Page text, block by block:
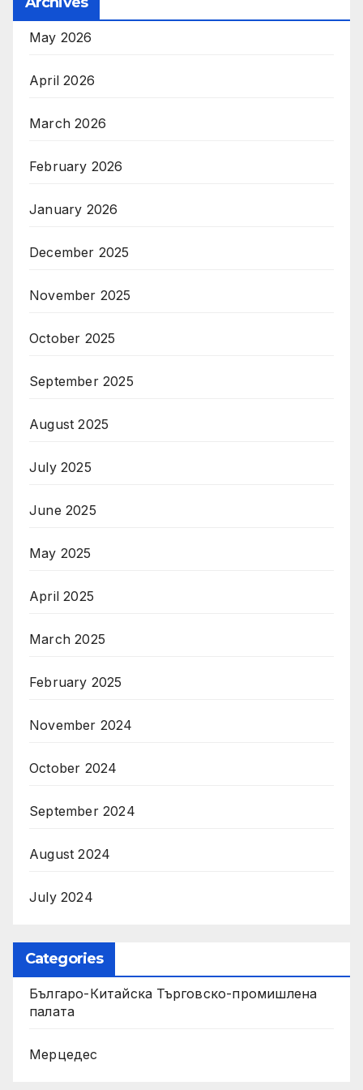
May 2026
April 2026
March 2026
February 2026
January 2026
December 2025
November 2025
October 2025
September 2025
August 2025
July 2025
June 2025
May 2025
April 2025
March 2025
February 2025
November 2024
October 2024
September 2024
August 2024
July 2024
Categories
Българо-Китайска Търговско-промишлена
палaта
Мерцедес